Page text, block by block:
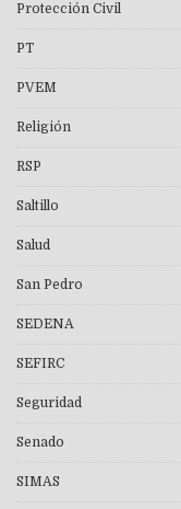
Protección Civil
PT
PVEM
Religión
RSP
Saltillo
Salud
San Pedro
SEDENA
SEFIRC
Seguridad
Senado
SIMAS